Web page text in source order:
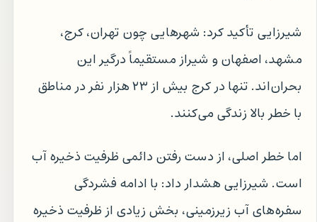
شیرزایی تأکید کرد: شهرهایی چون تهران، کرج،
مشهد، اصفهان و شیراز مستقیماً درگیر این
بحران‌اند. تنها در کرج بیش از ۲۳ هزار نفر در مناطق
با خطر بالا زندگی می‌کنند.
اما خطر اصلی، از دست رفتن دائمی ظرفیت ذخیره آب
است. شیرزایی هشدار داد: با ادامه فشردگی
سفره‌های آب زیرزمینی، بخش زیادی از ظرفیت ذخیره